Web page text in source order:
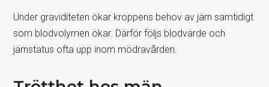
Under graviditeten ökar kroppens behov av järn samtidigt
som blodvolymen ökar. Därför följs blodvärde och
järnstatus ofta upp inom mödravården.